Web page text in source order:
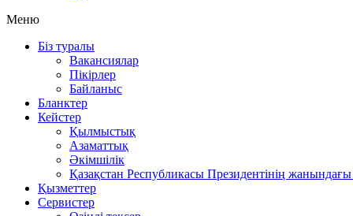
Меню
Біз туралы
Вакансиялар
Пікірлер
Байланыс
Бланктер
Кейстер
Қылмыстық
Азаматтық
Әкімшілік
Қазақстан Республикасы Президентінің
Қызметтер
Сервистер